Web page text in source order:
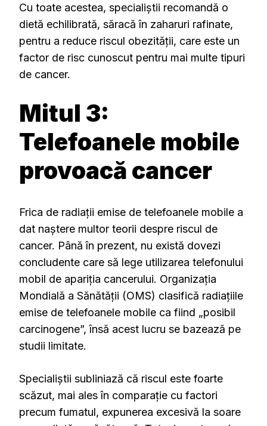
Cu toate acestea, specialiștii recomandă o
dietă echilibrată, săracă în zaharuri rafinate,
pentru a reduce riscul obezității, care este un
factor de risc cunoscut pentru mai multe tipuri
de cancer.
Mitul 3:
Telefoanele mobile
provoacă cancer
Frica de radiații emise de telefoanele mobile a
dat naștere multor teorii despre riscul de
cancer. Până în prezent, nu există dovezi
concludente care să lege utilizarea telefonului
mobil de apariția cancerului. Organizația
Mondială a Sănătății (OMS) clasifică radiațiile
emise de telefoanele mobile ca fiind „posibil
carcinogene”, însă acest lucru se bazează pe
studii limitate.
Specialiștii subliniază că riscul este foarte
scăzut, mai ales în comparație cu factori
precum fumatul, expunerea excesivă la soare